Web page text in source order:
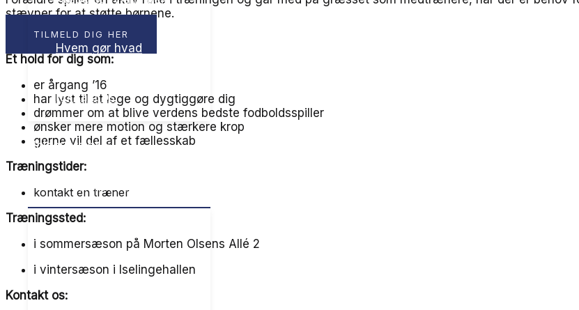
Hvem gør hvad
Kontakt os
Holdoversigt
MENU TOGGLE
stævner for at støtte børnene.
TILMELD DIG HER
Et hold for dig som:
er årgang ’16
har lyst til at lege og dygtiggøre dig
drømmer om at blive verdens bedste fodboldsspiller
ønsker mere motion og stærkere krop
gerne vil del af et fællesskab
Træningstider:
kontakt en træner
Træningssted:
i sommersæson på Morten Olsens Allé 2
i vintersæson i Iselingehallen
Kontakt os: